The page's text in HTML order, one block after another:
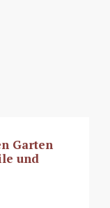
Garten
und